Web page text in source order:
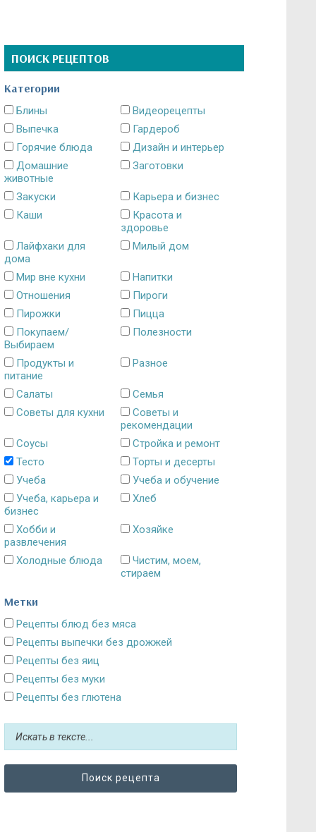
ПОИСК РЕЦЕПТОВ
Категории
Блины
Видеорецепты
Выпечка
Гардероб
Горячие блюда
Дизайн и интерьер
Домашние
животные
Заготовки
Закуски
Карьера и бизнес
Каши
Красота и
здоровье
Лайфхаки для
дома
Милый дом
Мир вне кухни
Напитки
Отношения
Пироги
Пирожки
Пицца
Покупаем/
Выбираем
Полезности
Продукты и
питание
Разное
Салаты
Семья
Советы для кухни
Советы и
рекомендации
Соусы
Стройка и ремонт
Тесто
Торты и десерты
Учеба
Учеба и обучение
Учеба, карьера и
бизнес
Хлеб
Хобби и
развлечения
Хозяйке
Холодные блюда
Чистим, моем,
стираем
Метки
Блюда без картошки
Рецепты без выпечки
Рецепты без глютена
Рецепты без грибов
Рецепты без муки
Рецепты без яиц
Рецепты блюд без мяса
Рецепты выпечки без дрожжей